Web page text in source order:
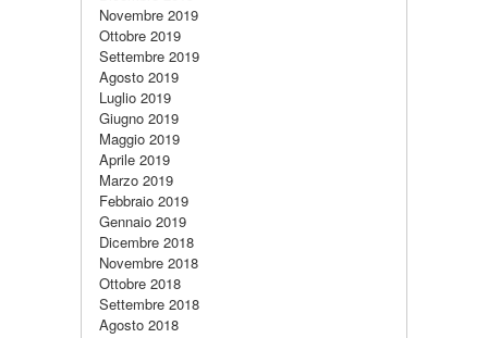
Novembre 2019
Ottobre 2019
Settembre 2019
Agosto 2019
Luglio 2019
Giugno 2019
Maggio 2019
Aprile 2019
Marzo 2019
Febbraio 2019
Gennaio 2019
Dicembre 2018
Novembre 2018
Ottobre 2018
Settembre 2018
Agosto 2018